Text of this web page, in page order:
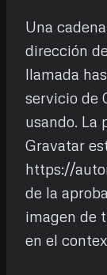
Una
dirección
llamada
servicio de
usando. La
Gravatar
https://
de la
imagen de
en el